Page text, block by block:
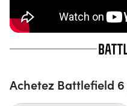
Achetez Battlefield